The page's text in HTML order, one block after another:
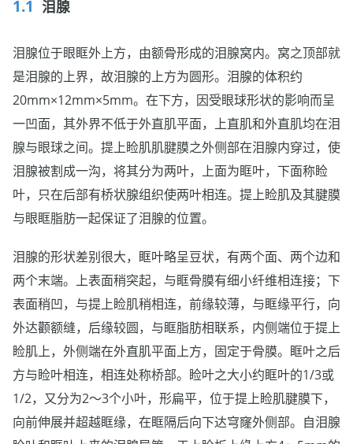
泪腺
泪腺位于眼眶外上方，由额骨形成的泪腺窝内。窝之顶部就
是泪腺的上界，故泪腺的上方为圆形。泪腺的体积约
20mm×12mm×5mm。在下方，因受眼球形状的影响而呈
一凹面，其外界不低于外直肌平面，上直肌和外直肌均在泪
腺与眼球之间。提上睑肌肌腱膜之外侧部在泪腺内穿过，使
泪腺被割成一沟，将其分为两叶，上面为眶叶，下面称睑
叶，只在后部有桥状腺组织使两叶相连。提上睑肌及其腱膜
与眼眶脂肪一起保证了泪腺的位置。
泪腺的形状差别很大，眶叶略呈豆状，有两个面、两个边和
两个末端。上表面稍突起，与眶骨膜有细小纤维相连接；下
表面稍凹，与提上睑肌稍相连，前缘较薄，与眶缘平行，向
外达颧额缝，后缘较圆，与眶脂肪相联系，内侧端位于提上
睑肌上，外侧端在外直肌平面上方，固定于骨膜。眶叶之后
方与睑叶相连，相连处称桥部。睑叶之大小约眶叶的1/3或
1/2，又分为2～3个小叶，形扁平，位于提上睑肌腱膜下，
向前伸展并超越眶缘，在眶隔后向下达穹窿外侧部。自泪腺